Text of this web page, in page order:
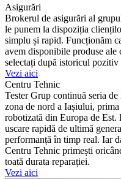
Asigurări
Brokerul de asigurări al
le punem la dispoziția
simplu și rapid. Funcționăm
avem disponibile produse
selectați după istoricul
Vezi aici
Centru Tehnic
Tester Grup continuă seria
zona de nord a Iașiului,
robotizată din Europa de
uscare rapidă de ultimă
performanță în timp real. Iar
Centru Tehnic primești
toată durata reparației.
Vezi aici